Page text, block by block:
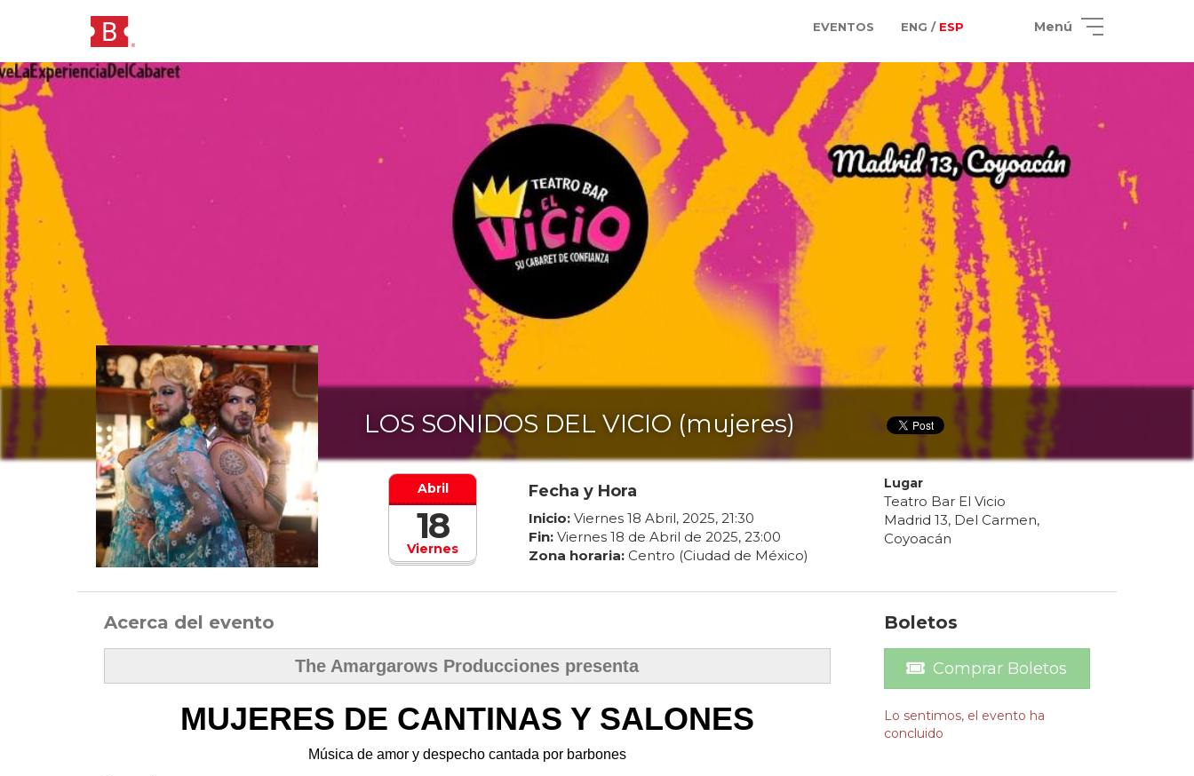
EVENTOS ENG / ESP Menú
LOS SONIDOS DEL VICIO (mujeres)
Viernes
Abril
18
Fecha y Hora
Inicio: Viernes 18 Abril, 2025, 21:30
Fin: Viernes 18 de Abril de 2025, 23:00
Zona horaria: Centro (Ciudad de México)
Lugar
Teatro Bar El Vicio
Madrid 13, Del Carmen,
Coyoacán
Acerca del evento
The Amargarows Producciones presenta
MUJERES DE CANTINAS Y SALONES
Música de amor y despecho cantada por barbones
Boletos
Comprar Boletos
Lo sentimos, el evento ha
concluido